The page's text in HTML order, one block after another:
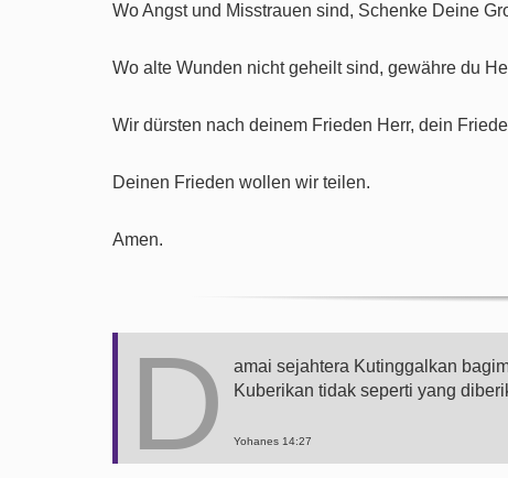
Wo Angst und Misstrauen sind, Schenke Deine
Wo alte Wunden nicht geheilt sind, gewähre du
Wir dürsten nach deinem Frieden Herr, dein
Deinen Frieden wollen wir teilen.
Amen.
D
amai sejahtera Kutinggalkan
Kuberikan tidak seperti yang
Yohanes 14:27